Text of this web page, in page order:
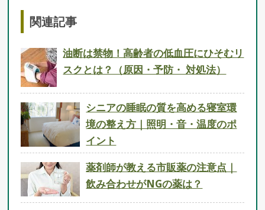
関連記事
油断は禁物！高齢者の低血圧にひそむリ
スクとは？（原因・予防・ 対処法）
シニアの睡眠の質を高める寝室環
境の整え方｜照明・音・温度のポ
イント
薬剤師が教える市販薬の注意点｜
飲み合わせがNGの薬は？